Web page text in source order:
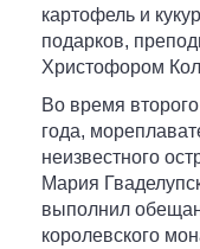
картофель и
подарков,
Христофором
Во время
года,
неизвестного
Мария
выполнил
королевского